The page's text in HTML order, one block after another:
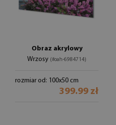
Obraz akrylowy
Wrzosy (#oah-6984714)
rozmiar od: 100x50 cm
399.99 zł